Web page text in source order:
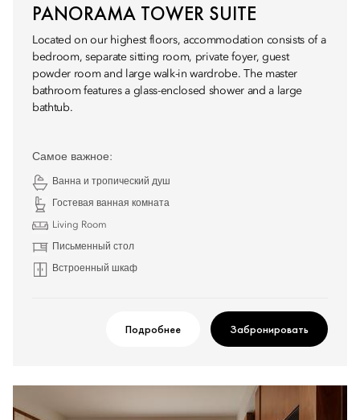
PANORAMA TOWER SUITE
Located on our highest floors, accommodation consists of a
bedroom, separate sitting room, private foyer, guest
powder room and large walk-in wardrobe. The master
bathroom features a glass-enclosed shower and a large
bathtub.
Самое важное:
Ванна и тропический душ
Гостевая ванная комната
Living Room
Письменный стол
Встроенный шкаф
Подробнее Забронировать